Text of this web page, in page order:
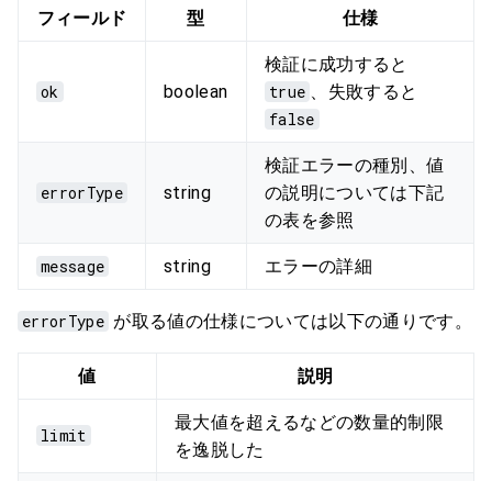
フィールド 型 仕様
ok boolean
検証に成功すると
true 、失敗すると
false
errorType string
検証エラーの種別、値
の説明については下記
の表を参照
message string エラーの詳細
errorType が取る値の仕様については以下の通りです。
値 説明
limit
最大値を超えるなどの数量的制限
を逸脱した